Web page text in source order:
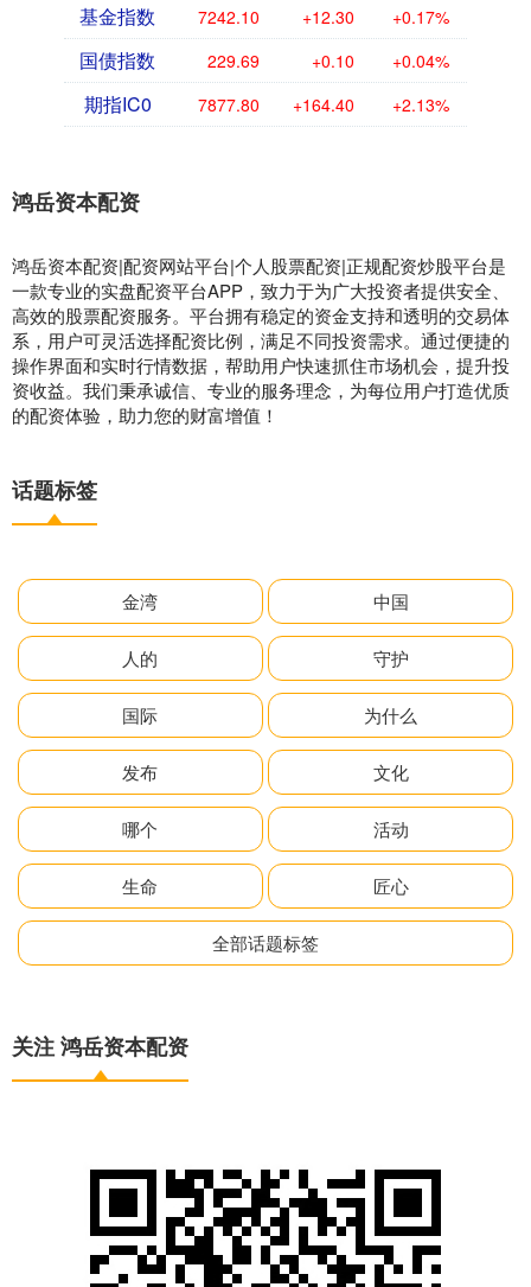
基金指数 7242.10 +12.30 +0.17%
国债指数 229.69 +0.10 +0.04%
期指IC0 7877.80 +164.40 +2.13%
鸿岳资本配资
鸿岳资本配资|配资网站平台|个人股票配资|正规配资炒股平台是
一款专业的实盘配资平台APP，致力于为广大投资者提供安全、
高效的股票配资服务。平台拥有稳定的资金支持和透明的交易体
系，用户可灵活选择配资比例，满足不同投资需求。通过便捷的
操作界面和实时行情数据，帮助用户快速抓住市场机会，提升投
资收益。我们秉承诚信、专业的服务理念，为每位用户打造优质
的配资体验，助力您的财富增值！
话题标签
金湾 中国
人的 守护
国际 为什么
发布 文化
哪个 活动
生命 匠心
全部话题标签
关注 鸿岳资本配资